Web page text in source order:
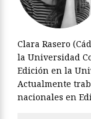
Clara Rasero
la Universidad
Edición en la
Actualmente
nacionales en